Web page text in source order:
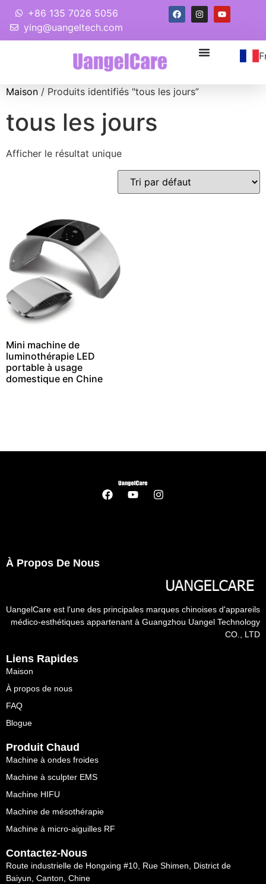
+86 135 7026 5056
ying@uangeltech.com
Maison / Produits identifiés "tous les jours”
tous les jours
Afficher le résultat unique
Mini machine de
luminothérapie LED
portable à usage
domestique en Chine
À Propos De Nous
UangelCare est l'une des principales marques chinoises d'appareils
médico-esthétiques appartenant à Guangzhou Uangel Technology
CO., LTD
Liens Rapides
Maison
À propos de nous
FAQ
Blogue
Produit Chaud
Machine à ondes froides
Machine à sculpter EMS
Machine HIFU
Machine de mésothérapie
Machine à micro-aiguilles RF
Contactez-Nous
Route industrielle de Hongxing #10, Rue Shimen, District de
Baiyun, Canton, Chine